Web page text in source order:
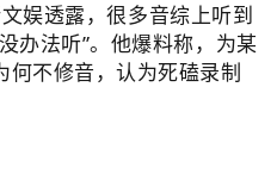
娱透露，很多音综上听到
办法听”。他爆料称，为某
何不修音，认为死磕录制